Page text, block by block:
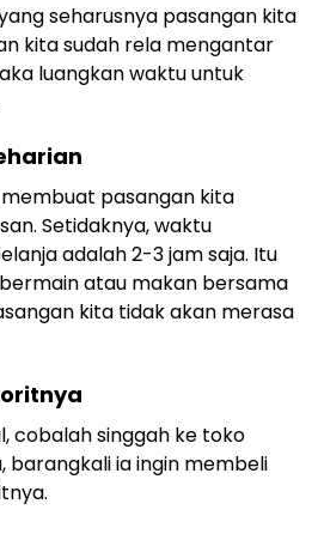
seharusnya pasangan kita
kita sudah rela mengantar
luangkan waktu untuk
pasangan kita
Setidaknya, waktu
adalah 2-3 jam saja. Itu
atau makan bersama
kita tidak akan merasa
cobalah singgah ke toko
barangkali ia ingin membeli